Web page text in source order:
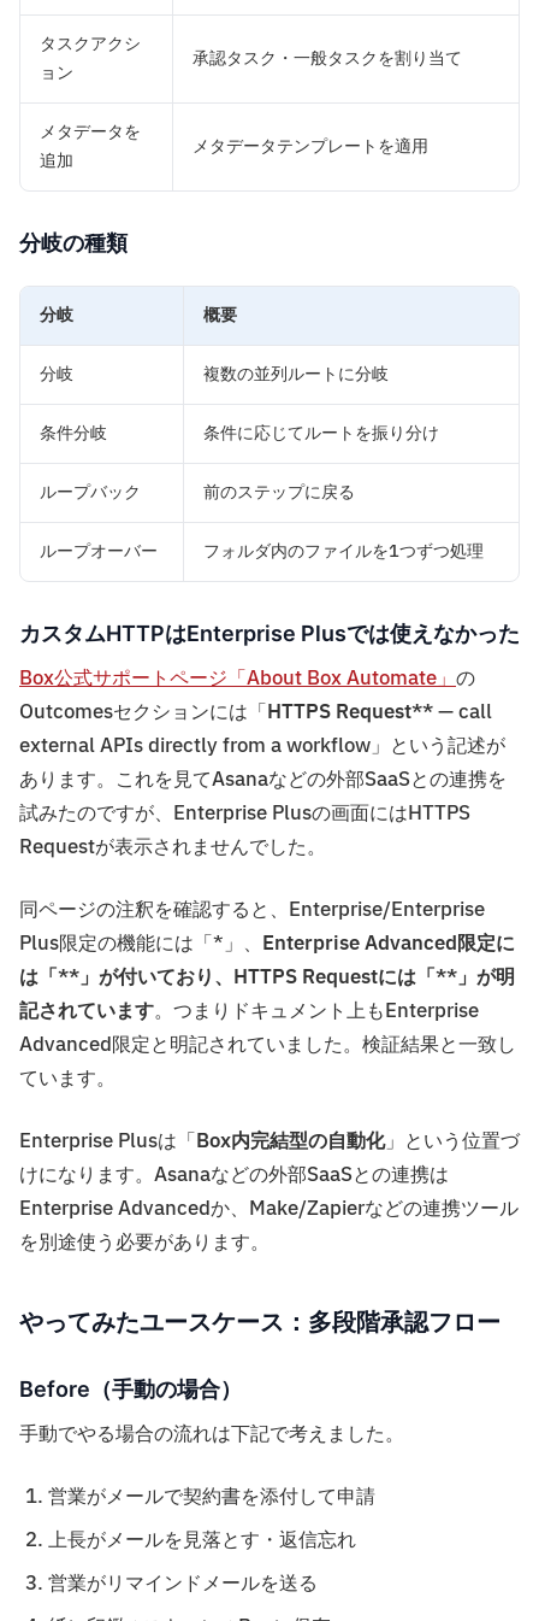
タスクアクシ
ョン
承認タスク・一般タスクを割り当て
メタデータを
追加
メタデータテンプレートを適用
分岐の種類
分岐 概要
分岐 複数の並列ルートに分岐
条件分岐 条件に応じてルートを振り分け
ループバック 前のステップに戻る
ループオーバー フォルダ内のファイルを1つずつ処理
カスタムHTTPはEnterprise Plusでは使えなかった
Box公式サポートページ「About Box Automate」の
Outcomesセクションには「HTTPS Request**— call
external APIs directly from a workflow」という記述が
あります。これを見てAsanaなどの外部SaaSとの連携を
試みたのですが、Enterprise Plusの画面にはHTTPS
Requestが表示されませんでした。
同ページの注釈を確認すると、Enterprise/Enterprise
Plus限定の機能には「*」、 Enterprise Advanced限定に
は「**」が付いており、HTTPS Requestには「**」が明
記されています。つまりドキュメント上もEnterprise
Advanced限定と明記されていました。検証結果と一致し
ています。
Enterprise Plusは「Box内完結型の自動化」という位置づ
けになります。Asanaなどの外部SaaSとの連携は
Enterprise Advancedか、Make/Zapierなどの連携ツール
を別途使う必要があります。
やってみたユースケース：多段階承認フロー
Before（手動の場合）
手動でやる場合の流れは下記で考えました。
営業がメールで契約書を添付して申請
上長がメールを見落とす・返信忘れ
営業がリマインドメールを送る